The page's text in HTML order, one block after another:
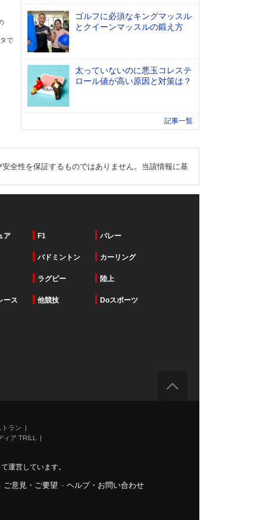
で
ゴルフに必須なキングマッスル
とクイーンマッスルの鍛え方
太っていないのに悪玉コレステ
ロール値が高い原因と対策は？
記事一覧
全性を保証するものではありません。当該情報に基
ア F1 バレー
バドミントン カーリング
ラグビー 陸上
ース 他競技 Doスポーツ
ラン
ィア TRILL
運営しています。
ご意見・ご要望 - ヘルプ・お問い合わせ